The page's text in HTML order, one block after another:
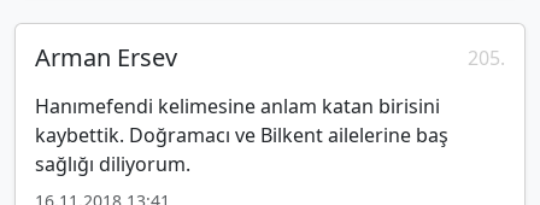
Arman Ersev
205.
Hanımefendi kelimesine anlam katan birisini
kaybettik. Doğramacı ve Bilkent ailelerine baş
sağlığı diliyorum.